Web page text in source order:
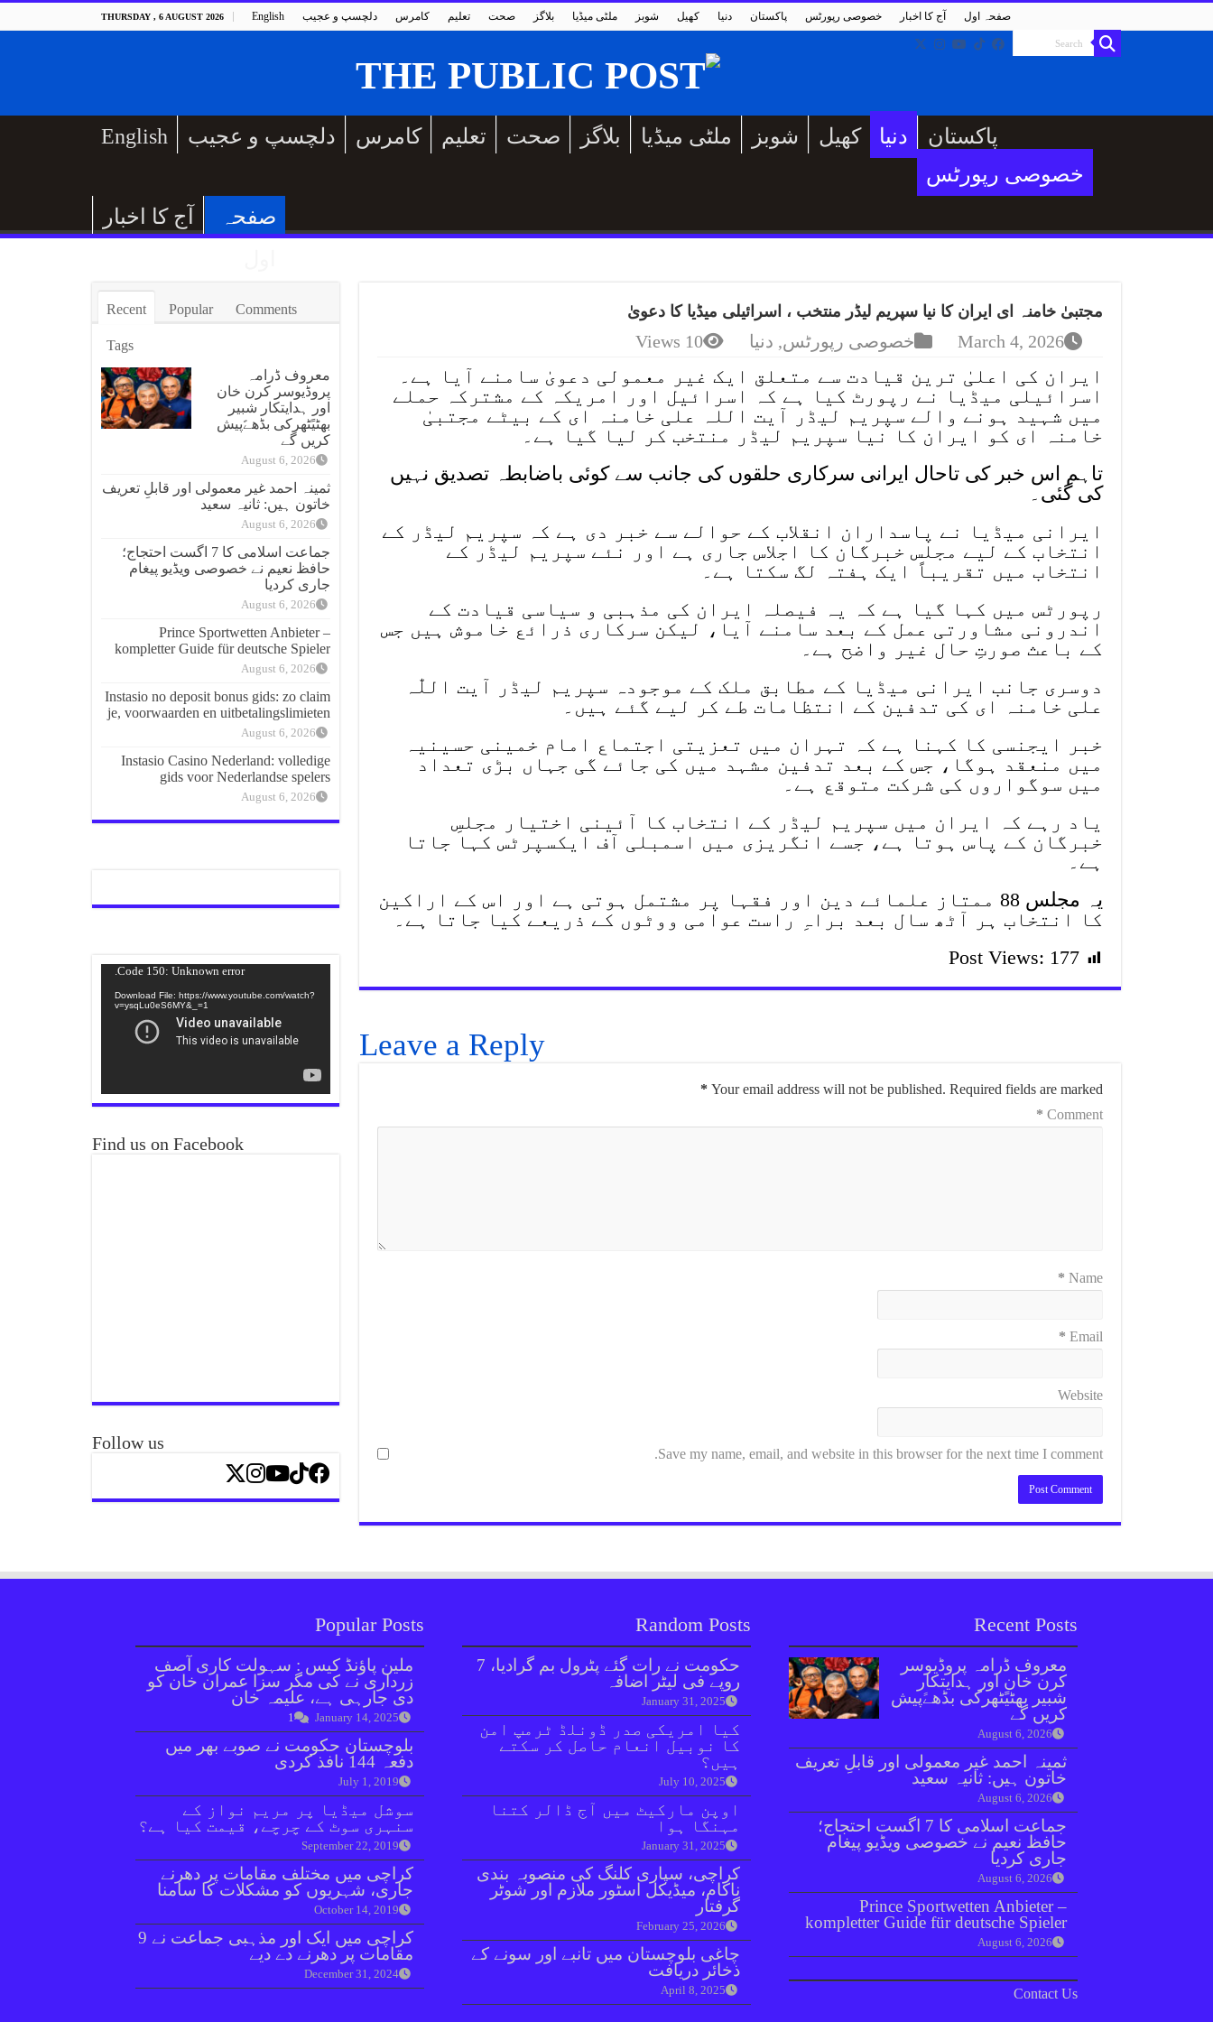
THURSDAY , 6 AUGUST 2026 English دلچسپ و عجیب کامرس تعلیم صحت بلاگز ملٹی میڈیا شوبز کھیل دنیا پاکستان خصوصی رپورٹس آج کا اخبار صفحہ اول
English دلچسپ و عجیب کامرس تعلیم صحت بلاگز ملٹی میڈیا شوبز کھیل دنیا
پاکستان
خصوصی رپورٹس
آج کا اخبار
صفحہ
مجتبیٰ خامنہ ای ایران کا نیا سپریم لیڈر منتخب ، اسرائیلی میڈیا کا دعویٰ
March 4, 2026 خصوصی رپورٹس, دنیا 10 Views
ایران کی اعلیٰ ترین قیادت سے متعلق ایک غیر معمولی دعویٰ سامنے آیا ہے۔
اسرائیلی میڈیا نے رپورٹ کیا ہے کہ اسرائیل اور امریکہ کے مشترکہ حملے
میں شہید ہونے والے سپریم لیڈر آیت اللہ علی خامنہ ای کے بیٹے مجتبیٰ
خامنہ ای کو ایران کا نیا سپریم لیڈر منتخب کر لیا گیا ہے۔
تاہم اس خبر کی تاحال ایرانی سرکاری حلقوں کی جانب سے کوئی باضابطہ تصدیق نہیں
کی گئی۔
ایرانی میڈیا نے پاسداران انقلاب کے حوالے سے خبر دی ہے کہ سپریم لیڈر کے
انتخاب کے لیے مجلس خبرگان کا اجلاس جاری ہے اور نئے سپریم لیڈر کے
انتخاب میں تقریباً ایک ہفتہ لگ سکتا ہے۔
رپورٹس میں کہا گیا ہے کہ یہ فیصلہ ایران کی مذہبی و سیاسی قیادت کے
اندرونی مشاورتی عمل کے بعد سامنے آیا، لیکن سرکاری ذرائع خاموش ہیں جس
کے باعث صورتِ حال غیر واضح ہے۔
دوسری جانب ایرانی میڈیا کے مطابق ملک کے موجودہ سپریم لیڈر آیت اللّٰہ
علی خامنہ ای کی تدفین کے انتظامات طے کر لیے گئے ہیں۔
خبر ایجنسی کا کہنا ہے کہ تہران میں تعزیتی اجتماع امام خمینی حسینیہ
میں منعقد ہوگا، جس کے بعد تدفین مشہد میں کی جائے گی جہاں بڑی تعداد
میں سوگواروں کی شرکت متوقع ہے۔
یاد رہے کہ ایران میں سپریم لیڈر کے انتخاب کا آئینی اختیار مجلسِ
خبرگان کے پاس ہوتا ہے، جسے انگریزی میں اسمبلی آف ایکسپرٹس کہا جاتا
ہے۔
یہ مجلس 88 ممتاز علمائے دین اور فقہا پر مشتمل ہوتی ہے اور اس کے اراکین
کا انتخاب ہر آٹھ سال بعد براہِ راست عوامی ووٹوں کے ذریعے کیا جاتا ہے۔
Post Views: 177
Leave a Reply
Your email address will not be published. Required fields are marked
*
Comment
*
Name
*
Email
*
Website
Save my name, email, and website in this browser for the next time I comment.
Recent Popular Comments
Tags
معروف ڈرامہ
پروڈیوسر کرن خان
اور ہدایتکار شبیر
بھٹیًٹھرکی بڈھےًپیش
کریں گے
August 6, 2026
ثمینہ احمد غیر معمولی اور قابلِ تعریف
خاتون ہیں: ثانیہ سعید
August 6, 2026
جماعت اسلامی کا 7 اگست احتجاج؛
حافظ نعیم نے خصوصی ویڈیو پیغام
جاری کردیا
August 6, 2026
Prince Sportwetten Anbieter –
kompletter Guide für deutsche Spieler
August 6, 2026
Instasio no deposit bonus gids: zo claim
je, voorwaarden en uitbetalingslimieten
August 6, 2026
Instasio Casino Nederland: volledige
gids voor Nederlandse spelers
August 6, 2026
Code 150: Unknown error.
Download File: https://www.youtube.com/watch?
v=ysqLu0eS6MY&_=1
Find us on Facebook
Follow us
Popular Posts
ملین پاؤنڈ کیس : سہولت کاری آصف
زرداری نے کی مگر سزا عمران خان کو
دی جارہی ہے، علیمہ خان
January 14, 2025
1
بلوچستان حکومت نے صوبے بھر میں
دفعہ 144 نافذ کردی
July 1, 2019
سوشل میڈیا پر مریم نواز کے
سنہری سوٹ کے چرچے، قیمت کیا ہے؟
September 22, 2019
کراچی میں مختلف مقامات پر دھرنے
جاری، شہریوں کو مشکلات کا سامنا
October 14, 2019
کراچی میں ایک اور مذہبی جماعت نے 9
مقامات پر دھرنے دے دیے
December 31, 2024
Random Posts
حکومت نے رات گئے پٹرول بم گرادیا، 7
روپے فی لیٹر اضافہ
January 31, 2025
کیا امریکی صدر ڈونلڈ ٹرمپ امن
کا نوبیل انعام حاصل کر سکتے
ہیں؟
July 10, 2025
اوپن مارکیٹ میں آج ڈالر کتنا
مہنگا ہوا
January 31, 2025
کراچی، سپاری کلنگ کی منصوبہ بندی
ناکام، میڈیکل اسٹور ملازم اور شوٹر
گرفتار
February 25, 2026
چاغی بلوچستان میں تانبے اور سونے کے
ذخائر دریافت
April 8, 2025
Recent Posts
معروف ڈرامہ پروڈیوسر
کرن خان اور ہدایتکار
شبیر بھٹیًٹھرکی بڈھےًپیش
کریں گے
August 6, 2026
ثمینہ احمد غیر معمولی اور قابلِ تعریف
خاتون ہیں: ثانیہ سعید
August 6, 2026
جماعت اسلامی کا 7 اگست احتجاج؛
حافظ نعیم نے خصوصی ویڈیو پیغام
جاری کردیا
August 6, 2026
Prince Sportwetten Anbieter –
kompletter Guide für deutsche Spieler
August 6, 2026
Contact Us